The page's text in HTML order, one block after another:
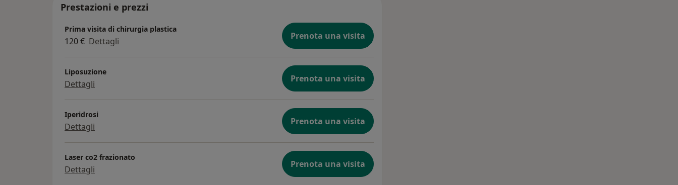
Prestazioni e prezzi
Prima visita di chirurgia plastica
120 € Dettagli Prenota una visita
Liposuzione
Dettagli Prenota una visita
Iperidrosi
Dettagli Prenota una visita
Laser co2 frazionato
Dettagli Prenota una visita